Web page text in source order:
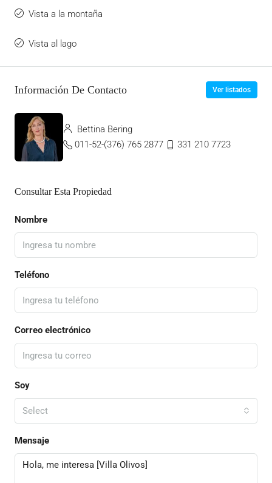
Vista a la montaña
Vista al lago
Información De Contacto Ver listados
Bettina Bering
011-52-(376) 765 2877
331 210 7723
Consultar Esta Propiedad
Nombre
Teléfono
Correo electrónico
Soy
Select
Mensaje